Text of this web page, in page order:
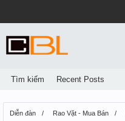
Diễn đàn Rao Vặt - Mua Bán
Tìm kiếm Recent Posts